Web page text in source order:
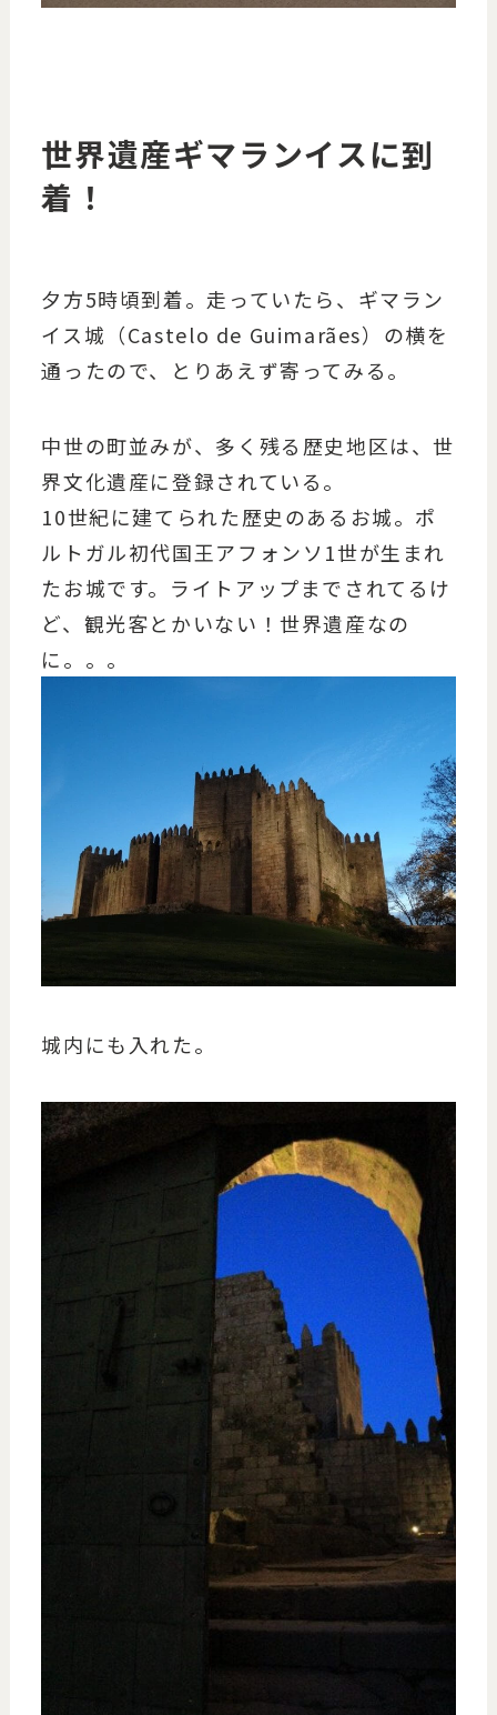
世界遺産ギマランイスに到
着！
夕方5時頃到着。走っていたら、ギマラン
イス城（Castelo de Guimarães）の横を
通ったので、とりあえず寄ってみる。
中世の町並みが、多く残る歴史地区は、世
界文化遺産に登録されている。
10世紀に建てられた歴史のあるお城。ポ
ルトガル初代国王アフォンソ1世が生まれ
たお城です。ライトアップまでされてるけ
ど、観光客とかいない！世界遺産なの
に。。。
城内にも入れた。